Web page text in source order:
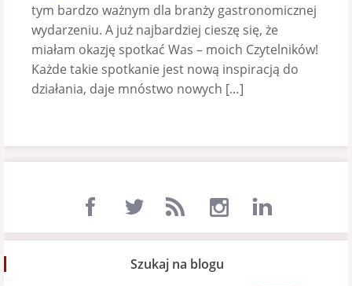
tym bardzo ważnym dla branży gastronomicznej
wydarzeniu. A już najbardziej cieszę się, że
miałam okazję spotkać Was – moich Czytelników!
Każde takie spotkanie jest nową inspiracją do
działania, daje mnóstwo nowych […]
Szukaj na blogu